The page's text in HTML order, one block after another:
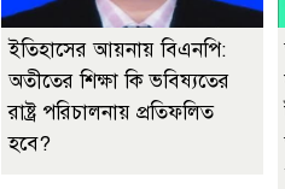
ইতিহাসের আয়নায় বিএনপি:
অতীতের শিক্ষা কি ভবিষ্যতের
রাষ্ট্র পরিচালনায় প্রতিফলিত
হবে?